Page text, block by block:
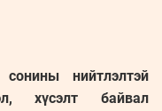
нийтлэлтэй
хүсэлт байвал